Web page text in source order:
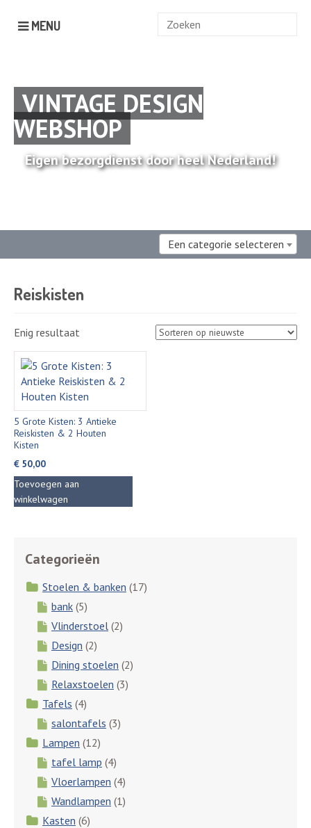
MENU
Zoek
VINTAGE DESIGN
WEBSHOP
Eigen bezorgdienst door heel Nederland!
Een categorie selecteren
Reiskisten
Enig resultaat
5 Grote Kisten: 3 Antieke
Reiskisten & 2 Houten
Kisten
€ 50,00
Toevoegen aan
winkelwagen
Categorieën
Stoelen & banken (17)
bank (5)
Vlinderstoel (2)
Design (2)
Dining stoelen (2)
Relaxstoelen (3)
Tafels (4)
salontafels (3)
Lampen (12)
tafel lamp (4)
Vloerlampen (4)
Wandlampen (1)
Kasten (6)